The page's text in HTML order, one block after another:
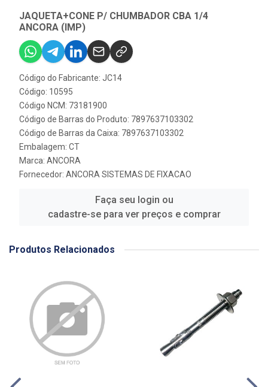
JAQUETA+CONE P/ CHUMBADOR CBA 1/4
ANCORA (IMP)
Código do Fabricante: JC14
Código: 10595
Código NCM: 73181900
Código de Barras do Produto: 7897637103302
Código de Barras da Caixa: 7897637103302
Embalagem: CT
Marca: ANCORA
Fornecedor: ANCORA SISTEMAS DE FIXACAO
Faça seu login ou
cadastre-se para ver preços e comprar
Produtos Relacionados